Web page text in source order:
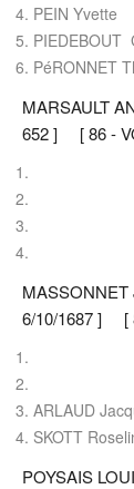
PEIN Yvette
PIEDEBOUT
PéRONNET
MARSAULT
652 ] [ 86 -
6/10/1687 ] [
ARLAUD
SKOTT
POYSAIS